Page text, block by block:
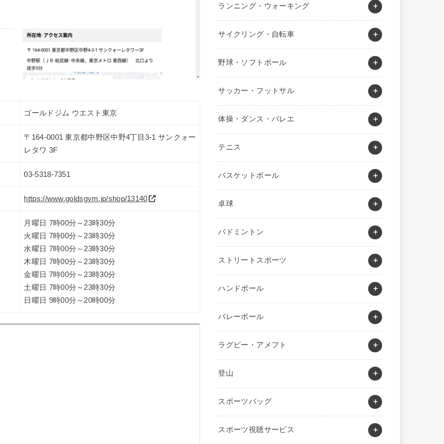
ゴールドジム ウエスト東京
〒164-0001 東京都中野区中野4丁目3-1 サンクォー
レタワ 3F
03-5318-7351
https://www.goldsgym.jp/shop/13140
月曜日 7時00分～23時30分
火曜日 7時00分～23時30分
水曜日 7時00分～23時30分
木曜日 7時00分～23時30分
金曜日 7時00分～23時30分
土曜日 7時00分～23時30分
日曜日 9時00分～20時00分
ランニング・ウォーキング
サイクリング・自転車
野球・ソフトボール
サッカー・フットサル
体操・ダンス・バレエ
テニス
バスケットボール
卓球
バドミントン
ストリートスポーツ
ハンドボール
バレーボール
ラグビー・アメフト
登山
スポーツバッグ
スポーツ視聴サービス